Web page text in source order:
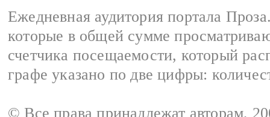
Ежедневная аудитория портала
которые в общей сумме
счетчика посещаемости, который
графе указано по две цифры:
© Все права принадлежат авторам,